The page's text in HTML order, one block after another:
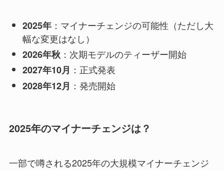
2025年：マイナーチェンジの可能性（ただし大
幅な変更はなし）
2026年秋：次期モデルのティーザー開始
2027年10月 ：正式発表
2028年12月 ：発売開始
2025年のマイナーチェンジは？
一部で噂される2025年の大規模マイナーチェンジ